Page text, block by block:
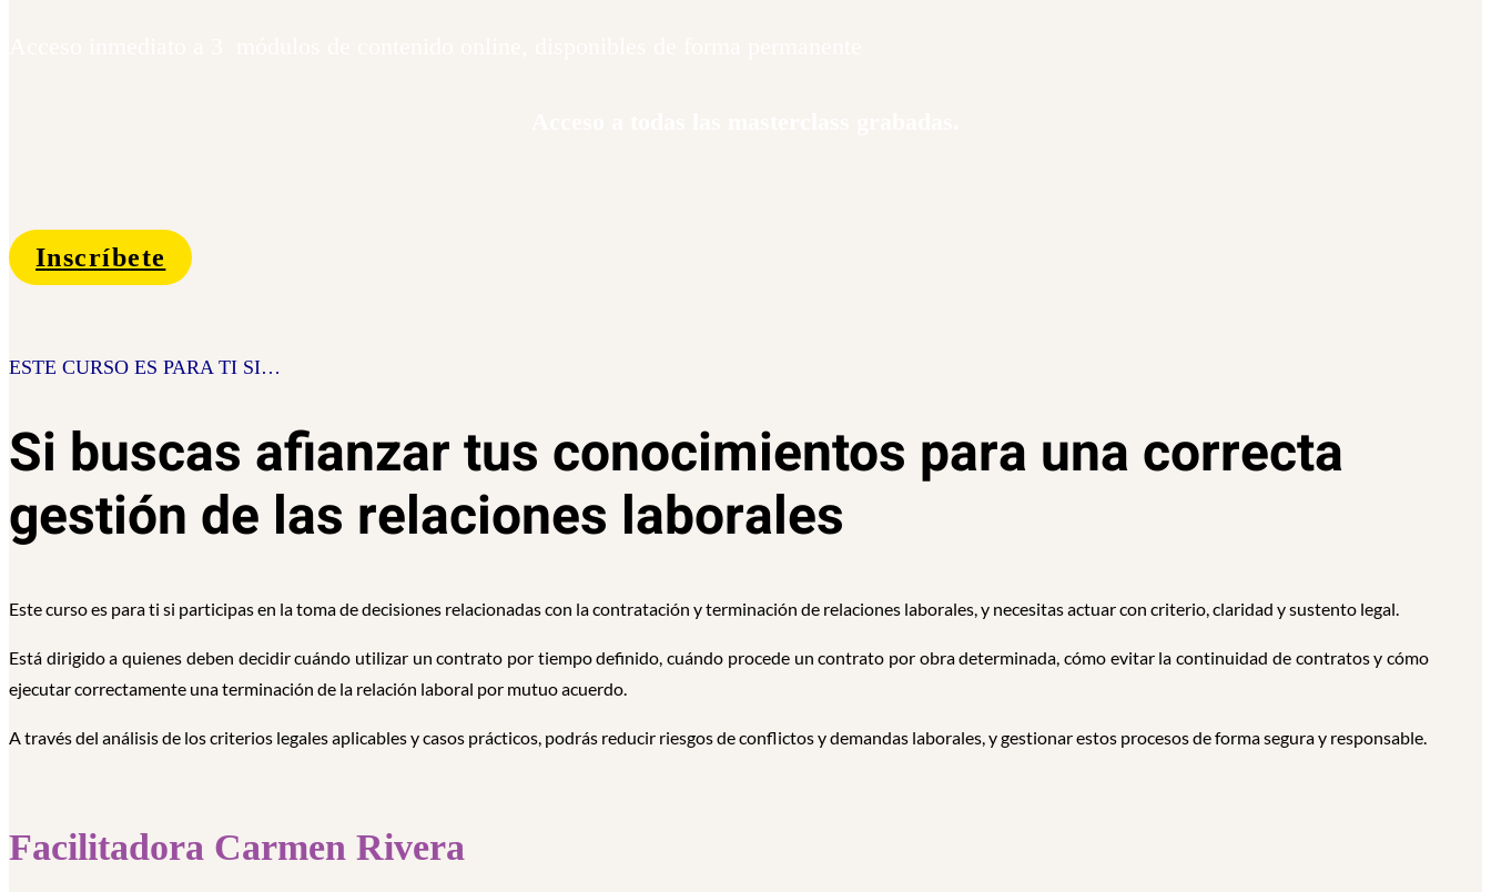
Inscríbete
ESTE CURSO ES PARA TI SI…
Si buscas afianzar tus conocimientos para una correcta
gestión de las relaciones laborales
Este curso es para ti si participas en la toma de decisiones relacionadas con la contratación y terminación de relaciones laborales, y necesitas actuar con criterio, claridad y sustento legal.
Está dirigido a quienes deben decidir cuándo utilizar un contrato por tiempo definido, cuándo procede un contrato por obra determinada, cómo evitar la continuidad de contratos y cómo
ejecutar correctamente una terminación de la relación laboral por mutuo acuerdo.
A través del análisis de los criterios legales aplicables y casos prácticos, podrás reducir riesgos de conflictos y demandas laborales, y gestionar estos procesos de forma segura y responsable.
Facilitadora Carmen Rivera